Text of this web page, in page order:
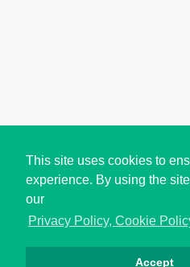
This site uses cookies to
experience. By using the
our
Privacy Policy, Cookie
Accept
Copyright © i2Symbol 2011-